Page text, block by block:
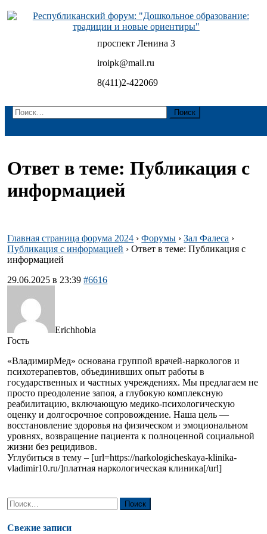
Skip
to
Республиканский форум: "Дошкольное образование:
традиции и новые ориентиры"
проспект Ленина 3
iroipk@mail.ru
8(411)2-422069
Найти:
Ответ в теме: Публикация с
информацией
Главная страница форума 2024 › Форумы › Зал Фалеса ›
Публикация с информацией › Ответ в теме: Публикация с
информацией
29.06.2025 в 23:39 #6616
Erichhobia
Гость
«ВладимирМед» основана группой врачей-наркологов и
психотерапевтов, объединивших опыт работы в
государственных и частных учреждениях. Мы предлагаем не
просто преодоление запоя, а глубокую комплексную
реабилитацию, включающую медико-психологическую
оценку и долгосрочное сопровождение. Наша цель —
восстановление здоровья на физическом и эмоциональном
уровнях, возвращение пациента к полноценной социальной
жизни без рецидивов.
Углубиться в тему – [url=https://narkologicheskaya-klinika-
vladimir10.ru/]платная наркологическая клиника[/url]
Найти:
Свежие записи